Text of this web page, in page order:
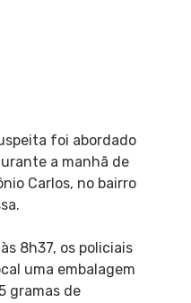
foi abordado
a manhã de
Carlos, no bairro
8h37, os policiais
uma embalagem
gramas de